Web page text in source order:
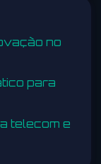
no
para
telecom e